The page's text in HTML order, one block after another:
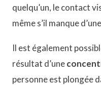
quelqu’un, le contact
même s’il manque
Il est également
résultat d’une
personne est plongée